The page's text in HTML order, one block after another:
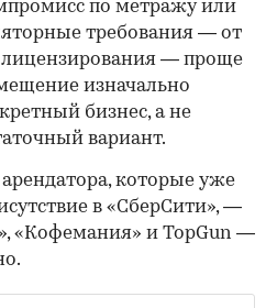
по метражу или
требования — от
— проще
изначально
бизнес, а не
вариант.
которые уже
в «СберСити», —
«Кофемания» и TopGun —